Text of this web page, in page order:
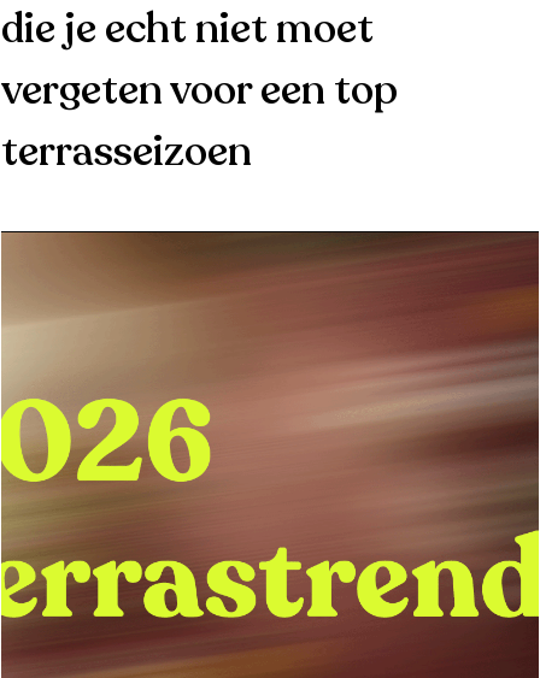
die je echt niet moet
vergeten voor een top
terrasseizoen